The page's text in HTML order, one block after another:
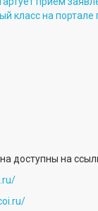
класс на портале
доступны на